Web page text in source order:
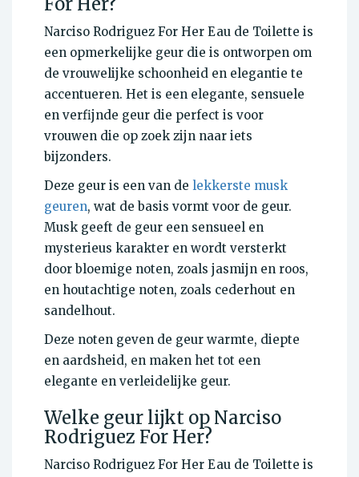
Narciso Rodriguez For Her Eau de Toilette is
een opmerkelijke geur die is ontworpen om
de vrouwelijke schoonheid en elegantie te
accentueren. Het is een elegante, sensuele
en verfijnde geur die perfect is voor
vrouwen die op zoek zijn naar iets
bijzonders.
Deze geur is een van de lekkerste musk
geuren, wat de basis vormt voor de geur.
Musk geeft de geur een sensueel en
mysterieus karakter en wordt versterkt
door bloemige noten, zoals jasmijn en roos,
en houtachtige noten, zoals cederhout en
sandelhout.
Deze noten geven de geur warmte, diepte
en aardsheid, en maken het tot een
elegante en verleidelijke geur.
Welke geur lijkt op Narciso
Rodriguez For Her?
Narciso Rodriguez For Her Eau de Toilette is